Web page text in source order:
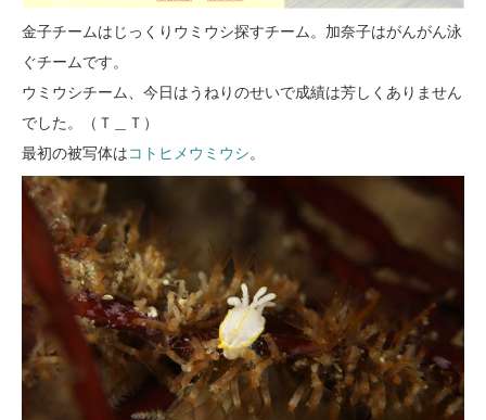
金子チームはじっくりウミウシ探すチーム。加奈子はがんがん泳
ぐチームです。
ウミウシチーム、今日はうねりのせいで成績は芳しくありません
でした。（Ｔ＿Ｔ）
最初の被写体はコトヒメウミウシ。